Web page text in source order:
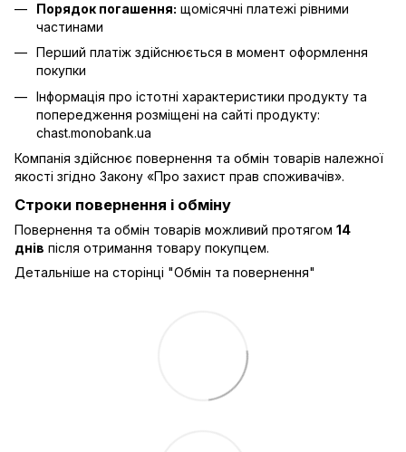
Порядок погашення: щомісячні платежі рівними
частинами
Перший платіж здійснюється в момент оформлення
покупки
Інформація про істотні характеристики продукту та
попередження розміщені на сайті продукту:
chast.monobank.ua
Компанія здійснює повернення та обмін товарів належної
якості згідно Закону «Про захист прав споживачів».
Строки повернення і обміну
Повернення та обмін товарів можливий протягом 14
днів після отримання товару покупцем.
Детальніше на сторінці "Обмін та повернення"